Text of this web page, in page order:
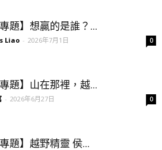
專題】想贏的是誰？...
Liao - 2026年7月1日 0
專題】山在那裡，越...
- 2026年6月27日 0
專題】越野精靈 侯...